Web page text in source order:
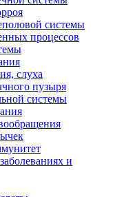
системы
процессов
слуха
пузыря
системы
и